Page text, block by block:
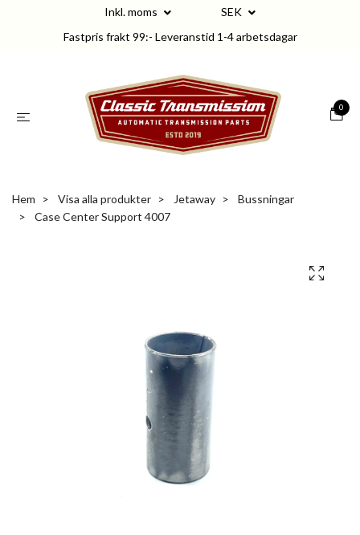
Inkl. moms
SEK
Fastpris frakt 99:- Leveranstid 1-4 arbetsdagar
0
Hem Visa alla produkter Jetaway
Bussningar
Case Center Support 4007